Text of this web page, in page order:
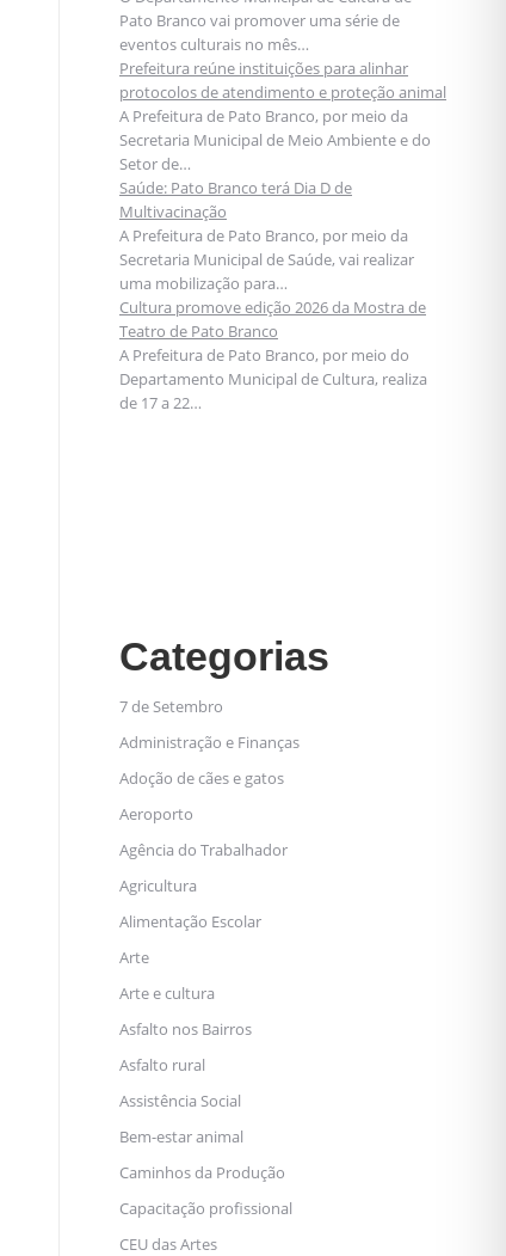
Pato Branco vai promover uma série de
eventos culturais no mês…
Prefeitura reúne instituições para alinhar
protocolos de atendimento e proteção animal
A Prefeitura de Pato Branco, por meio da
Secretaria Municipal de Meio Ambiente e do
Setor de…
Saúde: Pato Branco terá Dia D de
Multivacinação
A Prefeitura de Pato Branco, por meio da
Secretaria Municipal de Saúde, vai realizar
uma mobilização para…
Cultura promove edição 2026 da Mostra de
Teatro de Pato Branco
A Prefeitura de Pato Branco, por meio do
Departamento Municipal de Cultura, realiza
de 17 a 22…
Categorias
7 de Setembro
Administração e Finanças
Adoção de cães e gatos
Aeroporto
Agência do Trabalhador
Agricultura
Alimentação Escolar
Arte
Arte e cultura
Asfalto nos Bairros
Asfalto rural
Assistência Social
Bem-estar animal
Caminhos da Produção
Capacitação profissional
CEU das Artes